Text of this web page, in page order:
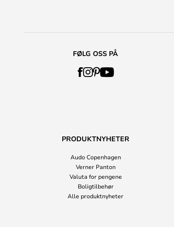
FØLG OSS PÅ
PRODUKTNYHETER
Audo Copenhagen
Verner Panton
Valuta for pengene
Boligtilbehør
Alle produktnyheter